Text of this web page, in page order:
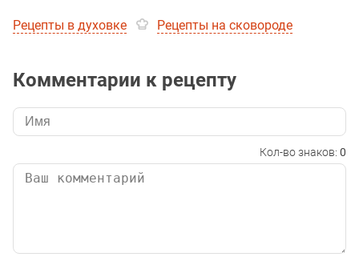
Рецепты в духовке Рецепты на сковороде
Комментарии к рецепту
Кол-во знаков: 0